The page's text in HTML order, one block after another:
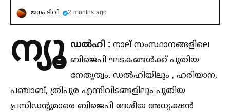
ജനം ടിവി 2 months ago
ന്യൂ ഡല്‍ഹി : നാല് സംസ്ഥാനങ്ങളിലെ
ബിജെപി ഘടകങ്ങള്‍ക്ക് പുതിയ
നേതൃത്വം. ഡല്‍ഹിയിലും , ഹരിയാന,
പഞ്ചാബ്, ത്രിപുര എന്നിവിടങ്ങളിലും പുതിയ
പ്രസിഡന്റുമാരെ ബിജെപി ദേശീയ അധ്യക്ഷന്‍